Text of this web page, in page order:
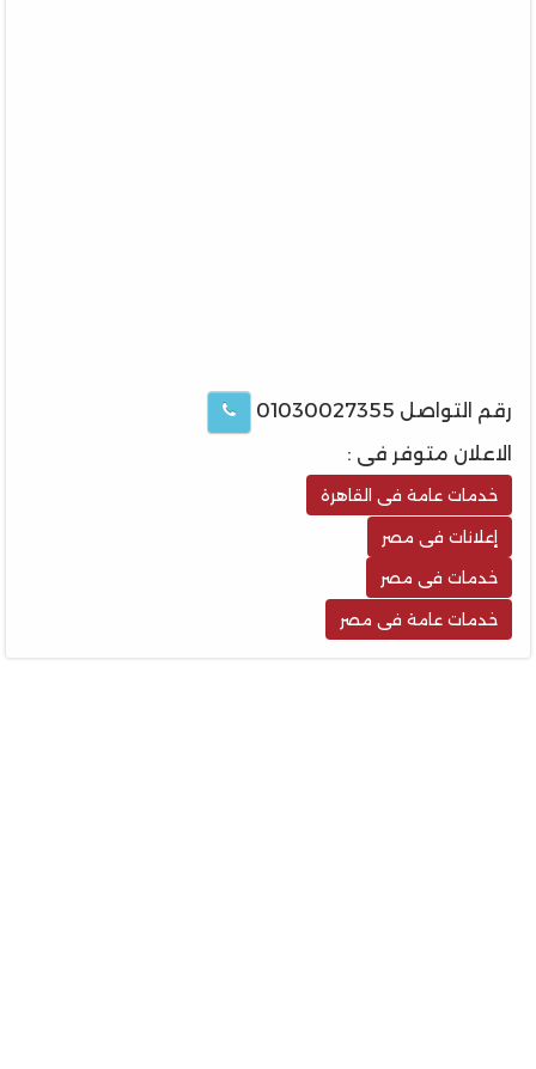
رقم التواصل 01030027355
الاعلان متوفر فى :
خدمات عامة فى القاهرة
إعلانات فى مصر
خدمات فى مصر
خدمات عامة فى مصر